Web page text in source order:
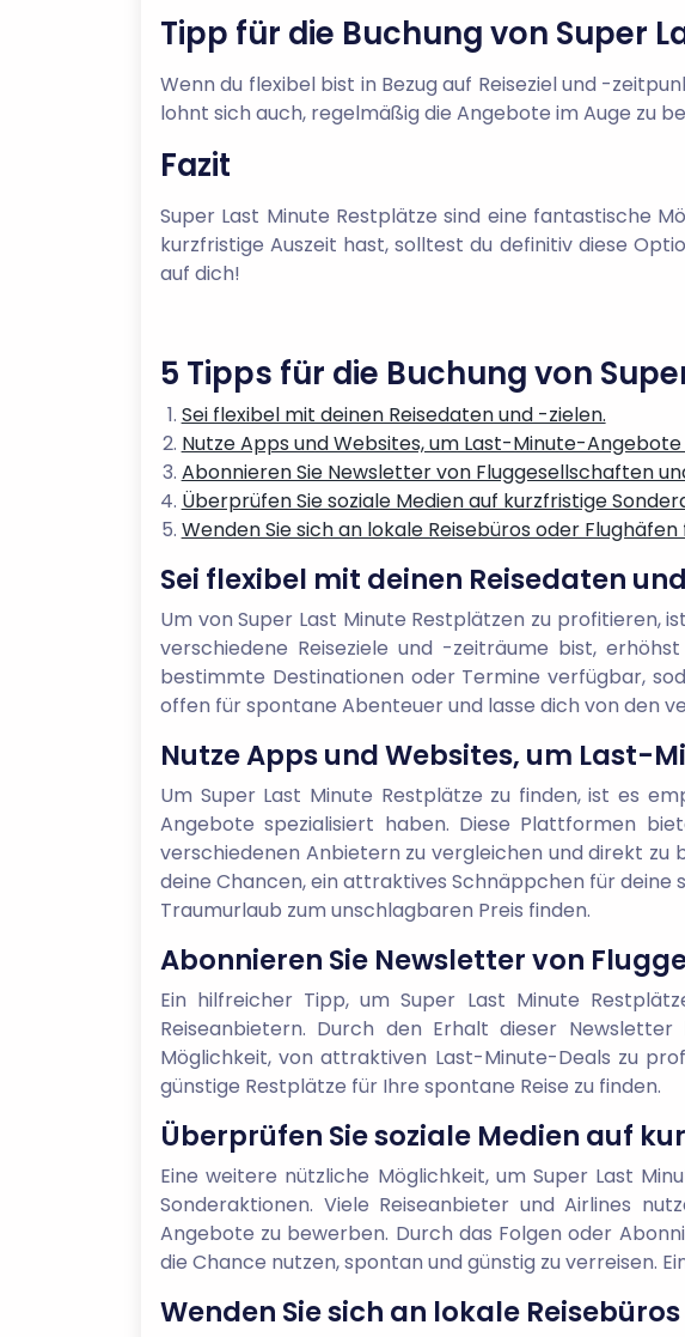
Tipp für die Buchung von Super
Wenn du flexibel bist in Bezug auf Reiseziel und -
lohnt sich auch, regelmäßig die Angebote im Auge zu
Fazit
Super Last Minute Restplätze sind eine fantastische
kurzfristige Auszeit hast, solltest du definitiv diese
auf dich!
5 Tipps für die Buchung von
Sei flexibel mit deinen Reisedaten und -zielen.
Nutze Apps und Websites, um Last-Minute-Angebote
Abonnieren Sie Newsletter von Fluggesellschaften
Überprüfen Sie soziale Medien auf kurzfristige
Wenden Sie sich an lokale Reisebüros oder
Sei flexibel mit deinen Reisedaten
Um von Super Last Minute Restplätzen zu profitieren,
verschiedene Reiseziele und -zeiträume bist,
bestimmte Destinationen oder Termine verfügbar,
offen für spontane Abenteuer und lasse dich von den
Nutze Apps und Websites, um Last-
Um Super Last Minute Restplätze zu finden, ist es
Angebote spezialisiert haben. Diese Plattformen
verschiedenen Anbietern zu vergleichen und direkt
deine Chancen, ein attraktives Schnäppchen für deine
Traumurlaub zum unschlagbaren Preis finden.
Abonnieren Sie Newsletter von
Ein hilfreicher Tipp, um Super Last Minute
Reiseanbietern. Durch den Erhalt dieser
Möglichkeit, von attraktiven Last-Minute-Deals zu
günstige Restplätze für Ihre spontane Reise zu finden.
Überprüfen Sie soziale Medien auf
Eine weitere nützliche Möglichkeit, um Super Last
Sonderaktionen. Viele Reiseanbieter und Airlines
Angebote zu bewerben. Durch das Folgen oder
die Chance nutzen, spontan und günstig zu verreisen.
Wenden Sie sich an lokale